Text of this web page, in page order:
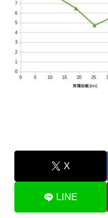
X
LINE